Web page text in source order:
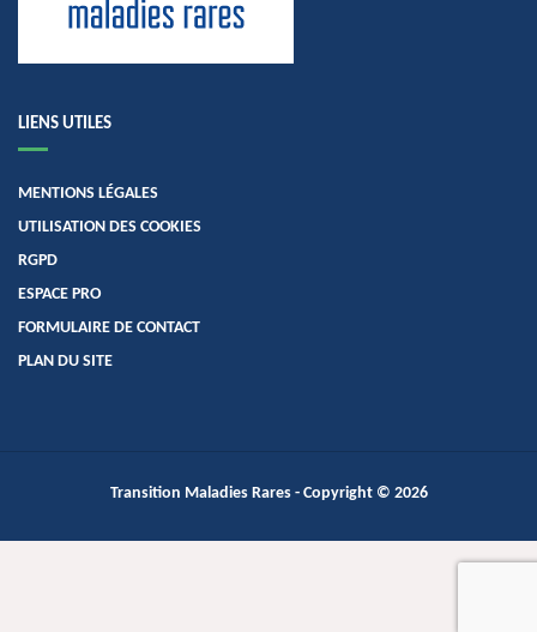
LIENS UTILES
MENTIONS LÉGALES
UTILISATION DES COOKIES
RGPD
ESPACE PRO
FORMULAIRE DE CONTACT
PLAN DU SITE
Transition Maladies Rares- Copyright © 2026